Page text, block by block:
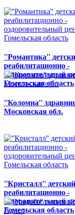
''Романтика''
реабилитационно -
оздоровительный
Гомельская область
''Коломна''
Московская обл.
''Кристалл'' детский
реабилитационно -
оздоровительный
Гомельская область